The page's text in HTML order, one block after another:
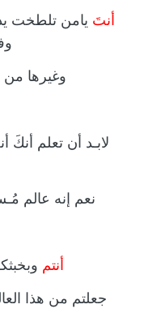
أنتَيامن تلطخت
وغيرها من
لابـد أن تعلم أنكَ
نعم إنه عالم
أنتم
جعلتم من هذا